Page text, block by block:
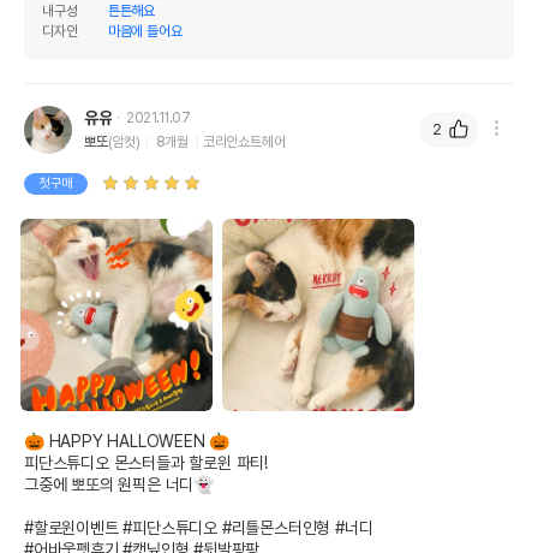
내구성
튼튼해요
디자인
마음에 들어요
유유
2021.11.07
뽀또(암컷) 8개월 코리안쇼트헤어
첫구매
🎃 HAPPY HALLOWEEN 🎃
피단스튜디오 몬스터들과 할로윈 파티!
그중에 뽀또의 원픽은 너디👻
#할로윈이벤트 #피단스튜디오 #리틀몬스터인형 #너디
2